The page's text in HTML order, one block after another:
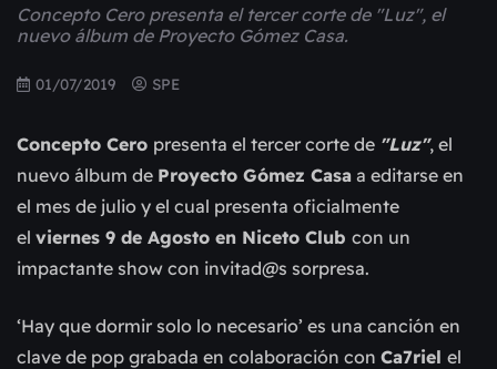
Concepto Cero presenta el tercer corte de "Luz", el
nuevo álbum de Proyecto Gómez Casa.
01/07/2019 SPE
Concepto Cero presenta el tercer corte de "Luz", el
nuevo álbum de Proyecto Gómez Casa a editarse en
el mes de julio y el cual presenta oficialmente
el viernes 9 de Agosto en Niceto Club con un
impactante show con invitad@s sorpresa.
‘Hay que dormir solo lo necesario’ es una canción en
clave de pop grabada en colaboración con Ca7riel el